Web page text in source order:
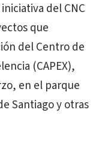
del CNC
que
del Centro de
(CAPEX),
en el parque
Santiago y otras